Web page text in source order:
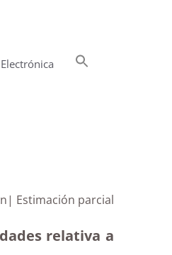
Estimación parcial
relativa a